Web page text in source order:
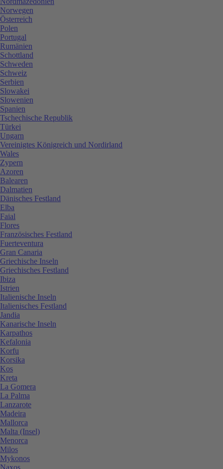
Norwegen
Österreich
Polen
Portugal
Rumänien
Schottland
Schweden
Schweiz
Serbien
Slowakei
Slowenien
Spanien
Tschechische Republik
Türkei
Ungarn
Vereinigtes Königreich und Nordirland
Wales
Zypern
Azoren
Balearen
Dalmatien
Dänisches Festland
Elba
Faial
Flores
Französisches Festland
Fuerteventura
Gran Canaria
Griechische Inseln
Griechisches Festland
Ibiza
Istrien
Italienische Inseln
Italienisches Festland
Jandia
Kanarische Inseln
Karpathos
Kefalonia
Korfu
Korsika
Kos
Kreta
La Gomera
La Palma
Lanzarote
Madeira
Mallorca
Malta (Insel)
Menorca
Milos
Mykonos
Naxos